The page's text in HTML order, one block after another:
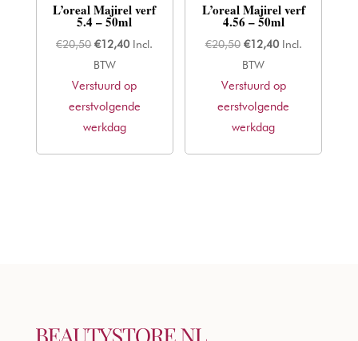
L’oreal Majirel verf
5.4 – 50ml
€20,50 Oorspronkelijke
prijs
was:
€20,50.
€12,40Huidige
is:
€12,40.
Incl.
BTW
Verstuurd op
eerstvolgende
werkdag
L’oreal Majirel verf
4.56 – 50ml
€20,50 Oorspronkelijke
prijs
was:
€20,50.
€12,40Huidige
is:
€12,40.
Incl.
BTW
Verstuurd op
eerstvolgende
werkdag